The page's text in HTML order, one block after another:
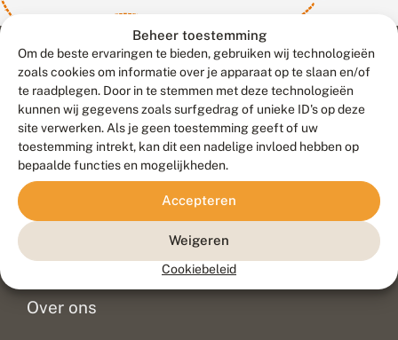
Beheer toestemming
Om de beste ervaringen te bieden, gebruiken wij technologieën
zoals cookies om informatie over je apparaat op te slaan en/of
te raadplegen. Door in te stemmen met deze technologieën
kunnen wij gegevens zoals surfgedrag of unieke ID's op deze
site verwerken. Als je geen toestemming geeft of uw
toestemming intrekt, kan dit een nadelige invloed hebben op
bepaalde functies en mogelijkheden.
Accepteren
Weigeren
Cookiebeleid
Contact
Veelgestelde vragen
Doneer
Over ons
Meld waarnemingen© 2026 Vlinderstichting
Duurzaam ontwikkeld door
Go2People
, ontworpen door
Blue Field Agency
Privacy
Disclaimer
Sitemap